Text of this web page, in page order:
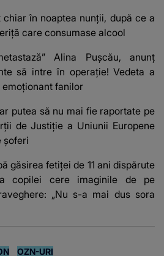
în noaptea nunții, după ce a
care consumase alcool
Alina Pușcău, anunț
să intre în operație! Vedeta a
fanilor
putea să nu mai fie raportate pe
de Justiție a Uniunii Europene
şoferi
găsirea fetiței de 11 ani dispărute
copilei cere imaginile de pe
„Nu s-a mai dus sora
OZN-URI